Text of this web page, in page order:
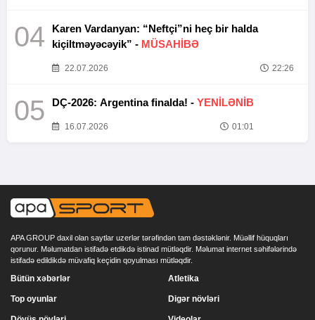
04
Karen Vardanyan: “Neftçi”ni heç bir halda
kiçiltməyəcəyik” - MÜSAHİBƏ
22.07.2026 22:26
05 DÇ-2026: Argentina finalda! - YENİLƏNİB
16.07.2026 01:01
APA GROUP daxil olan saytlar uzerlər tərəfindən tam dəstəklənir. Müəllif hüquqları
qorunur. Məlumatdan istifadə etdikdə istinad mütləqdir. Məlumat internet səhifələrində
istifadə edildikdə müvafiq keçidin qoyulması mütləqdir.
Bütün xəbərlər
Top oyunlar
Atletika
Digər növləri